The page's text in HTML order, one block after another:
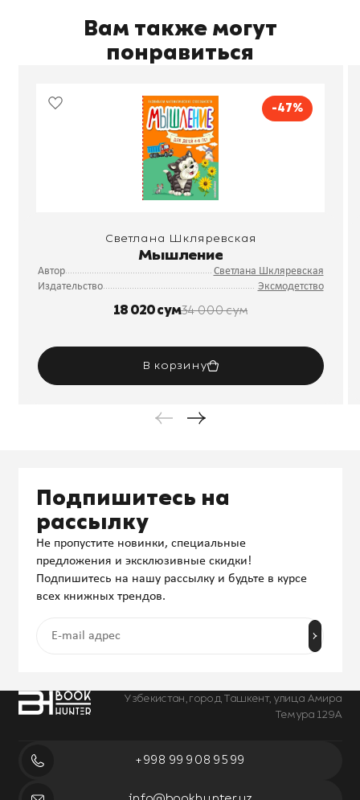
Вам также могут
понравиться
-47%
Светлана Шкляревская
Мышление
Автор
Светлана Шкляревская
Издательство
Эксмодетство
18 020 сум34 000 сум
В корзину
Узбекистан, город Ташкент, улица Амира
Темура 129А
+998 99 908 95 99
Подпишитесь на
рассылку
Не пропустите новинки, специальные
предложения и эксклюзивные скидки!
Подпишитесь на нашу рассылку и будьте в курсе
всех книжных трендов.